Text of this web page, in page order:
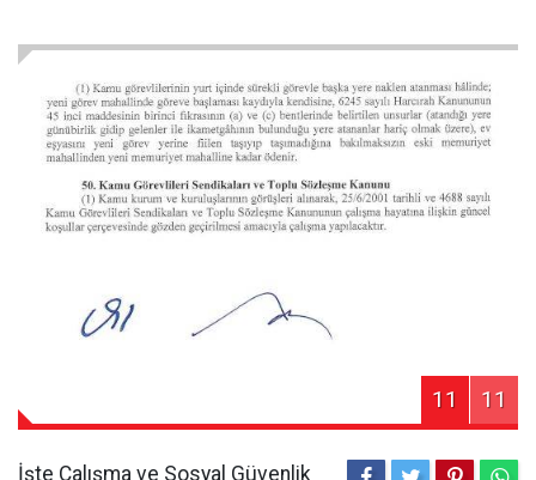
11 11
İşte Çalışma ve Sosyal Güvenlik